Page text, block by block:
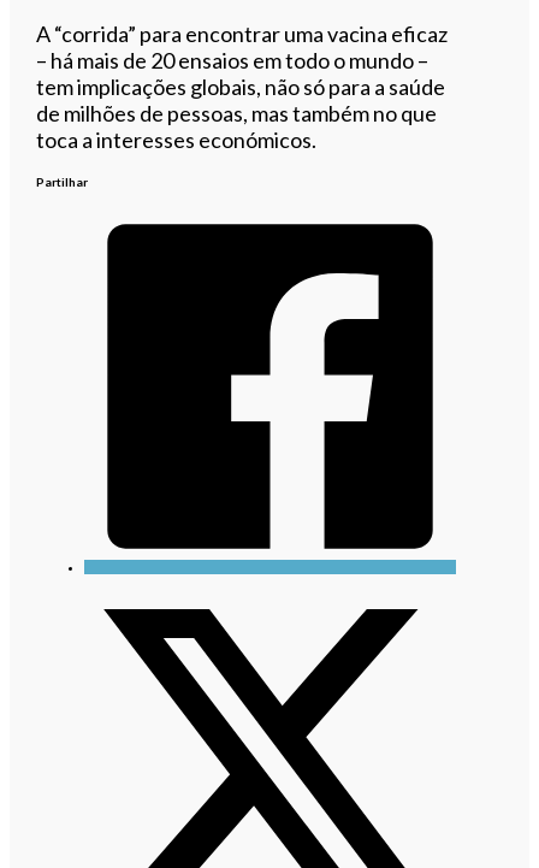
A “corrida” para encontrar uma vacina eficaz
– há mais de 20 ensaios em todo o mundo –
tem implicações globais, não só para a saúde
de milhões de pessoas, mas também no que
toca a interesses económicos.
Partilhar